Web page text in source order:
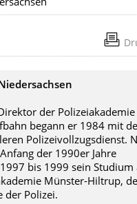
der Polizeiakademie
begann er 1984 mit
Polizeivollzugsdienst.
der 1990er Jahre
bis 1999 sein Studium
Münster-Hiltrup,
der Polizei.